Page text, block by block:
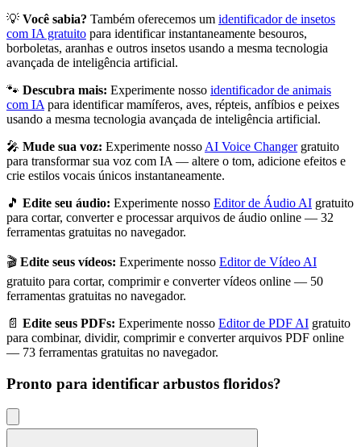
💡 Você sabia? Também oferecemos um identificador de insetos
com IA gratuito para identificar instantaneamente besouros,
borboletas, aranhas e outros insetos usando a mesma tecnologia
avançada de inteligência artificial.
🐾 Descubra mais: Experimente nosso identificador de animais
com IA para identificar mamíferos, aves, répteis, anfíbios e peixes
usando a mesma tecnologia avançada de inteligência artificial.
🎤 Mude sua voz: Experimente nosso AI Voice Changer gratuito
para transformar sua voz com IA — altere o tom, adicione efeitos e
crie estilos vocais únicos instantaneamente.
🎵 Edite seu áudio: Experimente nosso Editor de Áudio AI gratuito
para cortar, converter e processar arquivos de áudio online — 32
ferramentas gratuitas no navegador.
🎬 Edite seus vídeos: Experimente nosso Editor de Vídeo AI
gratuito para cortar, comprimir e converter vídeos online — 50
ferramentas gratuitas no navegador.
📄 Edite seus PDFs: Experimente nosso Editor de PDF AI gratuito
para combinar, dividir, comprimir e converter arquivos PDF online
— 73 ferramentas gratuitas no navegador.
Pronto para identificar arbustos floridos?